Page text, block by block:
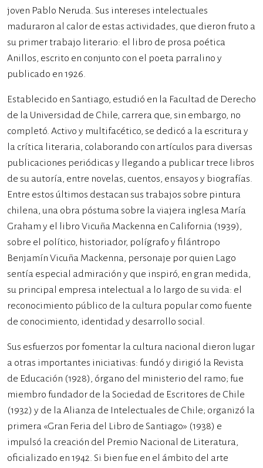
joven Pablo Neruda. Sus intereses intelectuales
maduraron al calor de estas actividades, que dieron fruto a
su primer trabajo literario: el libro de prosa poética
Anillos, escrito en conjunto con el poeta parralino y
publicado en 1926.
Establecido en Santiago, estudió en la Facultad de Derecho
de la Universidad de Chile, carrera que, sin embargo, no
completó. Activo y multifacético, se dedicó a la escritura y
la crítica literaria, colaborando con artículos para diversas
publicaciones periódicas y llegando a publicar trece libros
de su autoría, entre novelas, cuentos, ensayos y biografías.
Entre estos últimos destacan sus trabajos sobre pintura
chilena, una obra póstuma sobre la viajera inglesa María
Graham y el libro Vicuña Mackenna en California (1939),
sobre el político, historiador, polígrafo y filántropo
Benjamín Vicuña Mackenna, personaje por quien Lago
sentía especial admiración y que inspiró, en gran medida,
su principal empresa intelectual a lo largo de su vida: el
reconocimiento público de la cultura popular como fuente
de conocimiento, identidad y desarrollo social.
Sus esfuerzos por fomentar la cultura nacional dieron lugar
a otras importantes iniciativas: fundó y dirigió la Revista
de Educación (1928), órgano del ministerio del ramo; fue
miembro fundador de la Sociedad de Escritores de Chile
(1932) y de la Alianza de Intelectuales de Chile; organizó la
primera «Gran Feria del Libro de Santiago» (1938) e
impulsó la creación del Premio Nacional de Literatura,
oficializado en 1942. Si bien fue en el ámbito del arte